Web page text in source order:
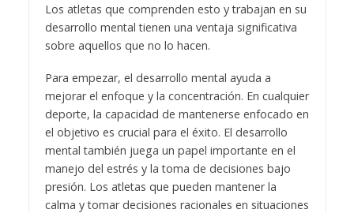
Los atletas que comprenden esto y trabajan en su
desarrollo mental tienen una ventaja significativa
sobre aquellos que no lo hacen.
Para empezar, el desarrollo mental ayuda a
mejorar el enfoque y la concentración. En cualquier
deporte, la capacidad de mantenerse enfocado en
el objetivo es crucial para el éxito. El desarrollo
mental también juega un papel importante en el
manejo del estrés y la toma de decisiones bajo
presión. Los atletas que pueden mantener la
calma y tomar decisiones racionales en situaciones